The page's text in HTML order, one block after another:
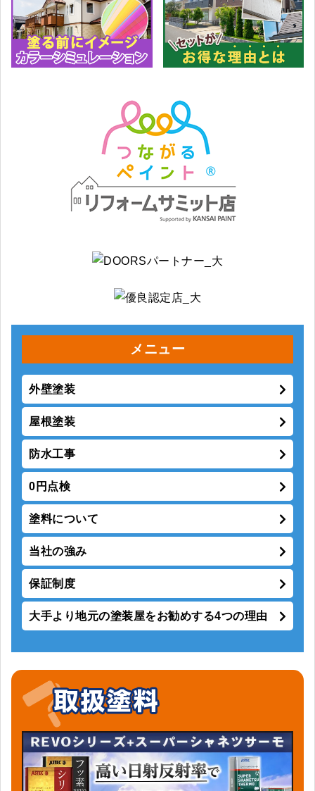
メニュー
外壁塗装
屋根塗装
防水工事
0円点検
塗料について
当社の強み
保証制度
大手より地元の塗装屋をお勧めする4つの理由